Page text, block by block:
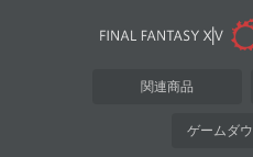
関連商品
ゲームダ